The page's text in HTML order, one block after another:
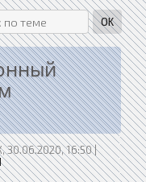
16:50 |